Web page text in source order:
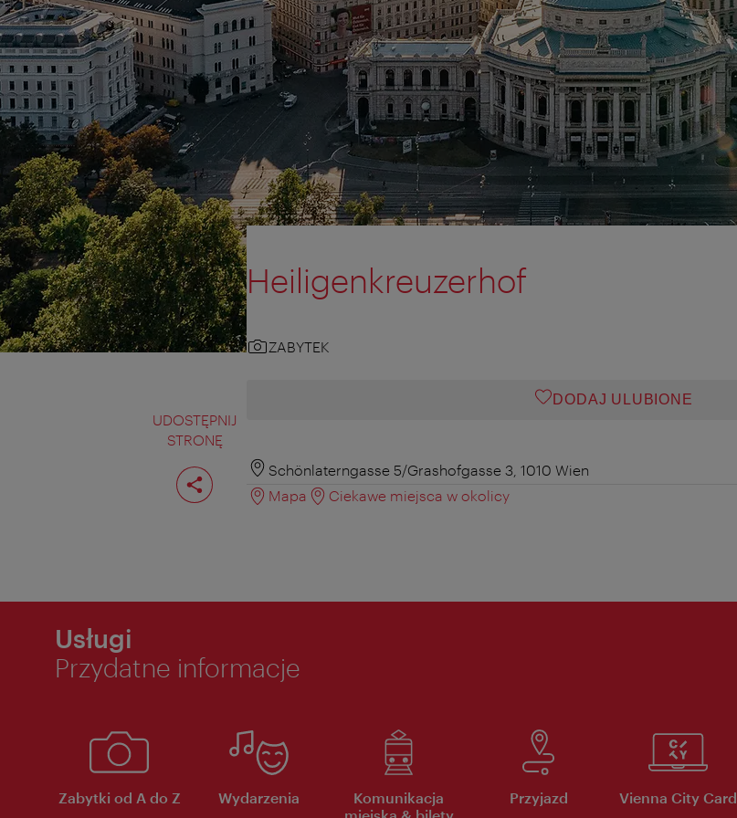
UDOSTĘPNIJ
STRONĘ
Podziel
stronę
Heiligenkreuzerhof
ZABYTEK
DODAJ ULUBIONE
Schönlaterngasse 5/Grashofgasse 3, 1010 Wien
Mapa
Ciekawe miejsca w okolicy
Usługi
Przydatne informacje
Zabytki od A do Z Wydarzenia
Komunikacja
Przyjazd Vienna City Card